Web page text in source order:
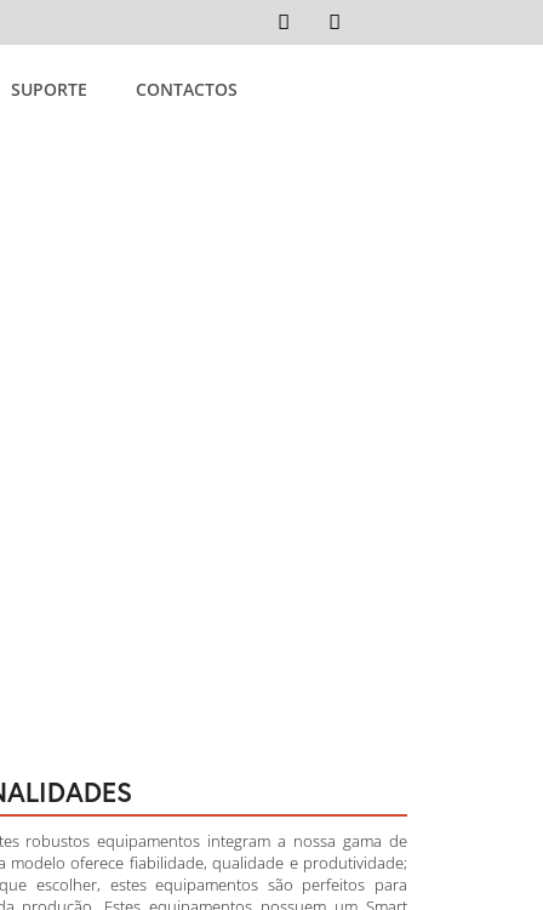
SUPORTE CONTACTOS
robustos equipamentos integram a nossa gama de
modelo oferece fiabilidade, qualidade e produtividade;
escolher, estes equipamentos são perfeitos para